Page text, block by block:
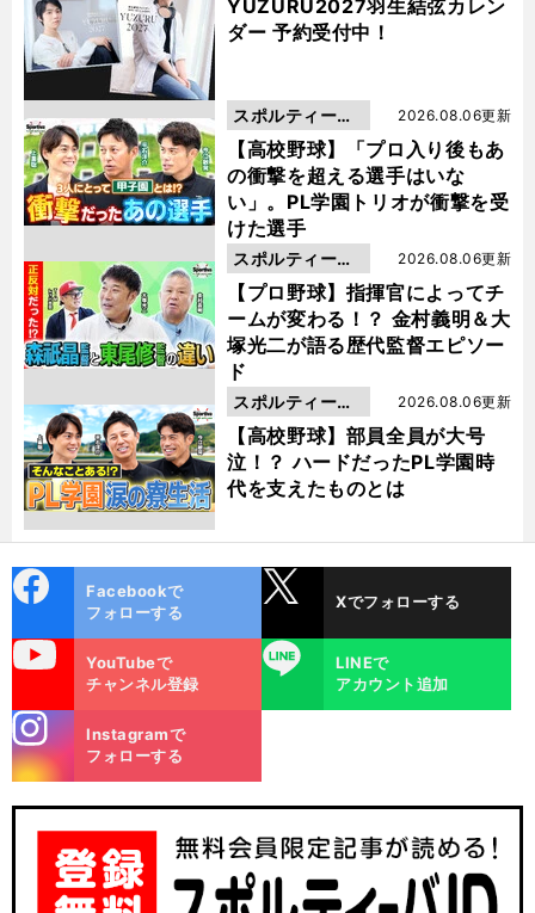
YUZURU2027羽生結弦カレン
ダー 予約受付中！
【高校野球】「プロ入り後もあ
の衝撃を超える選手はいな
い」。PL学園トリオが衝撃を受
けた選手
2026.08.06更新
スポルティーバ
動画
【プロ野球】指揮官によってチ
ームが変わる！？ 金村義明＆大
塚光二が語る歴代監督エピソー
ド
2026.08.06更新
スポルティーバ
動画
【高校野球】部員全員が大号
泣！？ ハードだったPL学園時
代を支えたものとは
2026.08.06更新
スポルティーバ
動画
ok
Facebookで
フォローする
Xでフォローする
YouTubeで
チャンネル登録
LINE
LINEで
アカウント追加
m
Instagramで
フォローする